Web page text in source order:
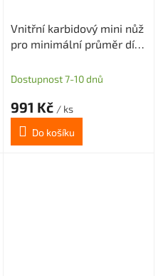
Vnitřní karbidový mini nůž
pro minimální průměr díry
Dostupnost 7-10 dnů
991 Kč / ks
Do košíku